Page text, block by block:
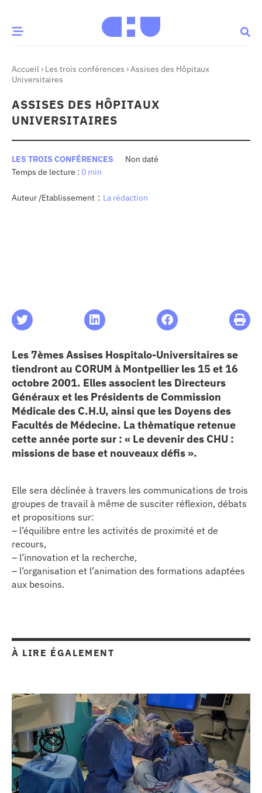
MOMENT
Innovation
& patrimoine Patient
nous
santé
au CHU
& patrimoine
écologique
CONNECTÉ
Accueil › Les trois conférences ›Assises des Hôpitaux
Universitaires
ASSISES DES HÔPITAUX
UNIVERSITAIRES
LES TROIS CONFÉRENCES
Non daté
0 min
Auteur /Etablissement : La rédaction
Les 7èmes Assises Hospitalo-Universitaires se
tiendront au CORUM à Montpellier les 15 et 16
octobre 2001. Elles associent les Directeurs
Généraux et les Présidents de Commission
Médicale des C.H.U, ainsi que les Doyens des
Facultés de Médecine. La thèmatique retenue
cette année porte sur : « Le devenir des CHU :
missions de base et nouveaux défis ».
Elle sera déclinée à travers les communications de trois
groupes de travail à même de susciter réflexion, débats
et propositions sur:
– l’équilibre entre les activités de proximité et de
recours,
– l’innovation et la recherche,
– l’organisation et l’animation des formations adaptées
aux besoins.
À LIRE ÉGALEMENT